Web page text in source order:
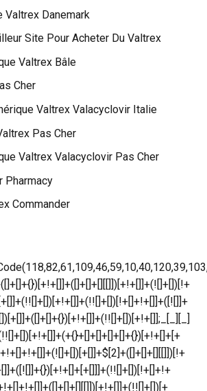
Valtrex Danemark
Site Pour Acheter Du Valtrex
Valtrex Bâle
Cher
Valtrex Valacyclovir Italie
Pas Cher
Valtrex Valacyclovir Pas Cher
Pharmacy
Commander